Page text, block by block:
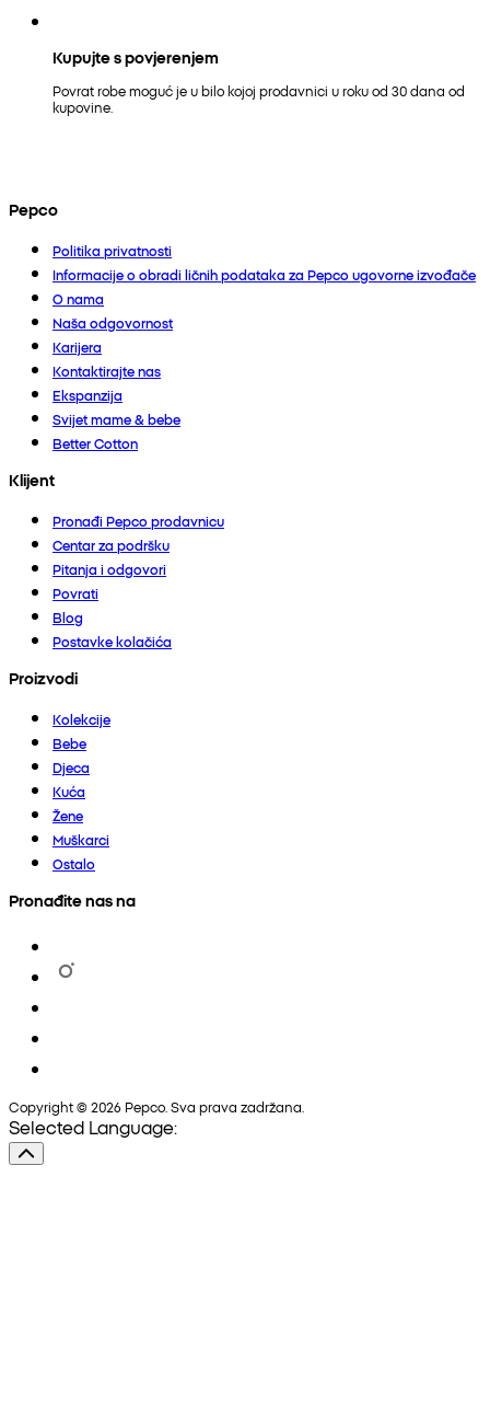
Kupujte s povjerenjem
Povrat robe moguć je u bilo kojoj prodavnici u roku od 30 dana od
kupovine.
Pepco
Politika privatnosti
Informacije o obradi ličnih podataka za Pepco ugovorne izvođače
O nama
Naša odgovornost
Karijera
Kontaktirajte nas
Ekspanzija
Svijet mame & bebe
Better Cotton
Klijent
Pronađi Pepco prodavnicu
Centar za podršku
Pitanja i odgovori
Povrati
Blog
Postavke kolačića
Proizvodi
Kolekcije
Bebe
Djeca
Kuća
Žene
Muškarci
Ostalo
Pronađite nas na
Copyright © 2026 Pepco. Sva prava zadržana.
Selected Language: